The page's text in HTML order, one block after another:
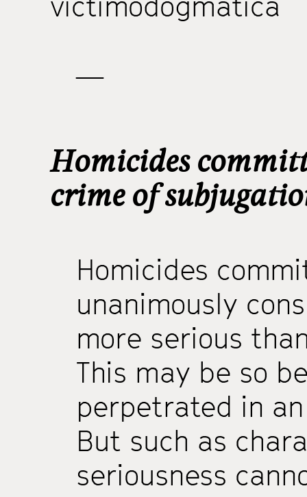
—
Homicides
crime of
Homicides
unanimously
more serious
This may be so
perpetrated in
But such as
seriousness